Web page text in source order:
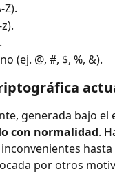
Z).
(ej. @, #, $, %, &).
generada bajo el
con normalidad.
hasta
por otros